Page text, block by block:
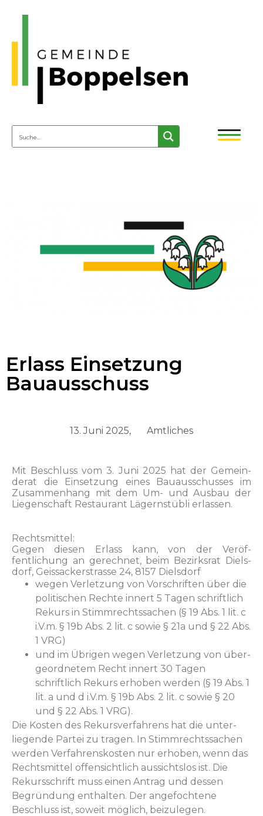
Erlass Einsetzung
Bauausschuss
13. Juni 2025, Amtliches
Mit Beschluss vom 3. Juni 2025 hat der Gemein­
der­at die Ein­set­zung eines Bauauss­chuss­es im
Zusam­men­hang mit dem Um- und Aus­bau der
Liegen­schaft Restau­rant Lägern­stübli erlassen.
Rechtsmit­tel:
Gegen diesen Erlass kann, von der Veröf­
fentlichung an gerech­net, beim Bezirk­srat Diels­
dorf, Geis­sack­er­strasse 24, 8157 Dielsdorf
wegen Ver­let­zung von Vorschriften über die
poli­tis­chen Rechte innert 5 Tagen schriftlich
Rekurs in Stimm­rechtssachen (§ 19 Abs. 1 lit. c
i.V.m. § 19b Abs. 2 lit. c sowie § 21a und § 22 Abs.
1 VRG)
und im Übri­gen wegen Ver­let­zung von über­
ge­ord­netem Recht innert 30 Tagen
schriftlich Rekurs erhoben wer­den (§ 19 Abs. 1
lit. a und d i.V.m. § 19b Abs. 2 lit. c sowie § 20
und § 22 Abs. 1 VRG).
Die Kosten des Rekursver­fahrens hat die unter­
liegende Partei zu tra­gen. In Stimm­rechtssachen
wer­den Ver­fahren­skosten nur erhoben, wenn das
Rechtsmit­tel offen­sichtlich aus­sicht­s­los ist. Die
Rekurss­chrift muss einen Antrag und dessen
Begrün­dung enthal­ten. Der ange­focht­ene
Beschluss ist, soweit möglich, beizulegen.